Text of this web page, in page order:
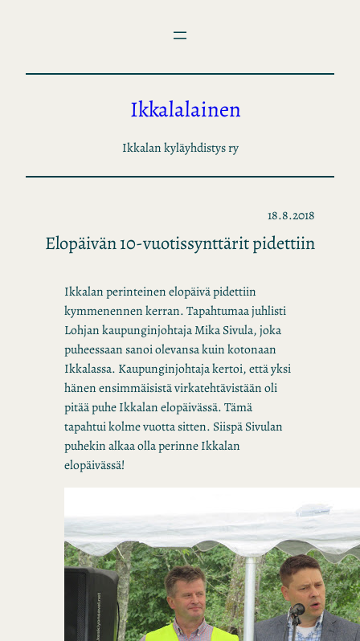
Ikkalalainen
Ikkalan kyläyhdistys ry
18.8.2018
Elopäivän 10-vuotissynttärit pidettiin
Ikkalan perinteinen elopäivä pidettiin
kymmenennen kerran. Tapahtumaa juhlisti
Lohjan kaupunginjohtaja Mika Sivula, joka
puheessaan sanoi olevansa kuin kotonaan
Ikkalassa. Kaupunginjohtaja kertoi, että yksi
hänen ensimmäisistä virkatehtävistään oli
pitää puhe Ikkalan elopäivässä. Tämä
tapahtui kolme vuotta sitten. Siispä Sivulan
puhekin alkaa olla perinne Ikkalan
elopäivässä!